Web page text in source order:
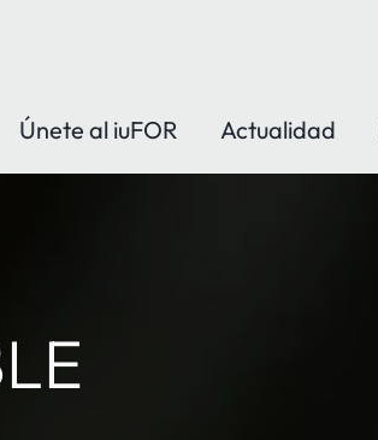
Únete al iuFOR Actualidad